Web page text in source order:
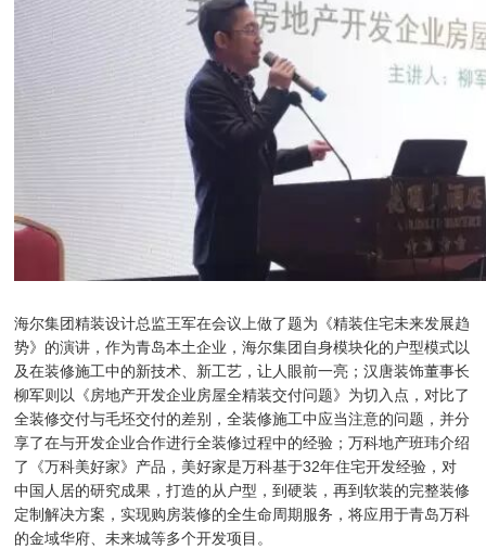
海尔集团精装设计总监王军在会议上做了题为《精装住宅未来发展趋
势》的演讲，作为青岛本土企业，海尔集团自身模块化的户型模式以
及在装修施工中的新技术、新工艺，让人眼前一亮；汉唐装饰董事长
柳军则以《房地产开发企业房屋全精装交付问题》为切入点，对比了
全装修交付与毛坯交付的差别，全装修施工中应当注意的问题，并分
享了在与开发企业合作进行全装修过程中的经验；万科地产班玮介绍
了《万科美好家》产品，美好家是万科基于32年住宅开发经验，对
中国人居的研究成果，打造的从户型，到硬装，再到软装的完整装修
定制解决方案，实现购房装修的全生命周期服务，将应用于青岛万科
的金域华府、未来城等多个开发项目。